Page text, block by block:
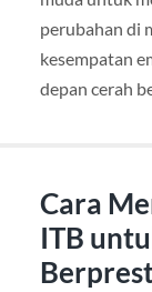
perubahan di
kesempatan
depan cerah
Cara
ITB